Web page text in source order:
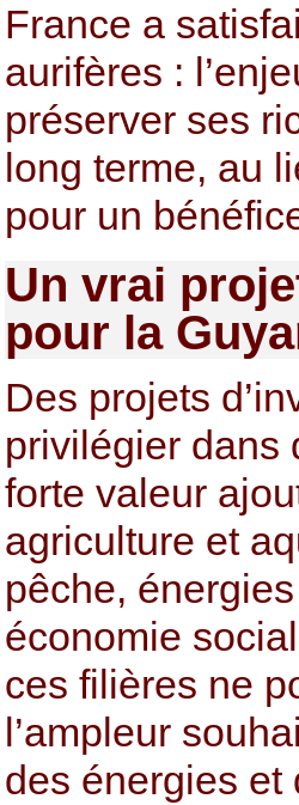
France a
aurifères :
préserver ses
long terme, au
pour un
Un vrai
pour la
Des projets
privilégier dans
forte valeur
agriculture et
pêche,
économie
ces filières ne
l’ampleur
des énergies et